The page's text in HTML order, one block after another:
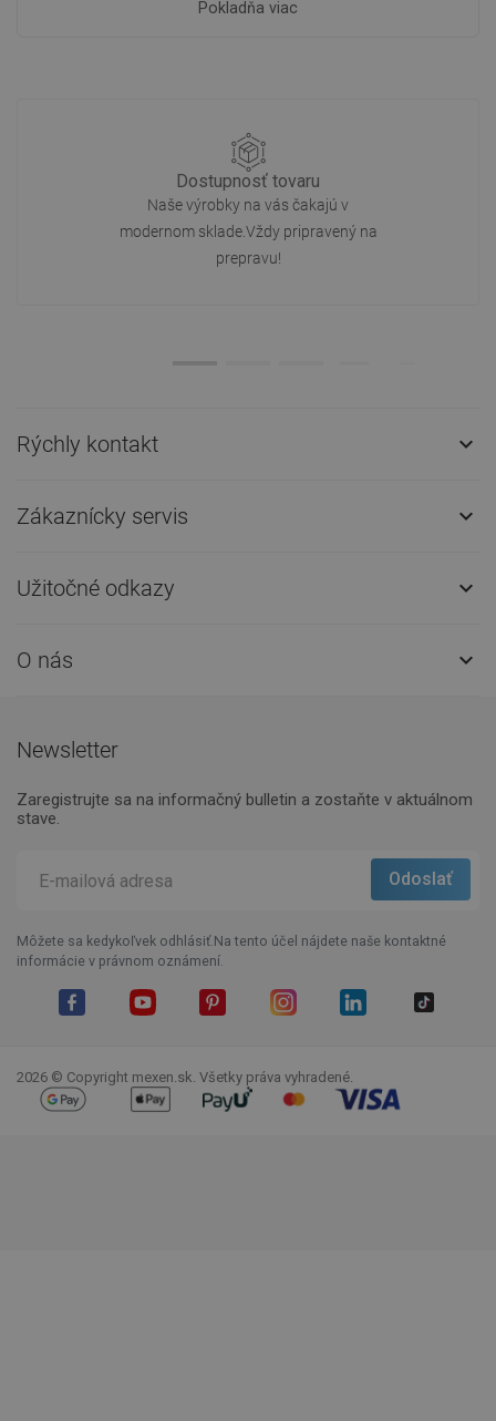
Pokladňa viac
Dostupnosť tovaru
Naše výrobky na vás čakajú v
modernom sklade.Vždy pripravený na
prepravu!
Rýchly kontakt 
Zákaznícky servis 
Užitočné odkazy 
O nás 
Newsletter
Zaregistrujte sa na informačný bulletin a zostaňte v aktuálnom
stave.
Môžete sa kedykoľvek odhlásiť.Na tento účel nájdete naše kontaktné
informácie v právnom oznámení.
2026 © Copyright mexen.sk. Všetky práva vyhradené.